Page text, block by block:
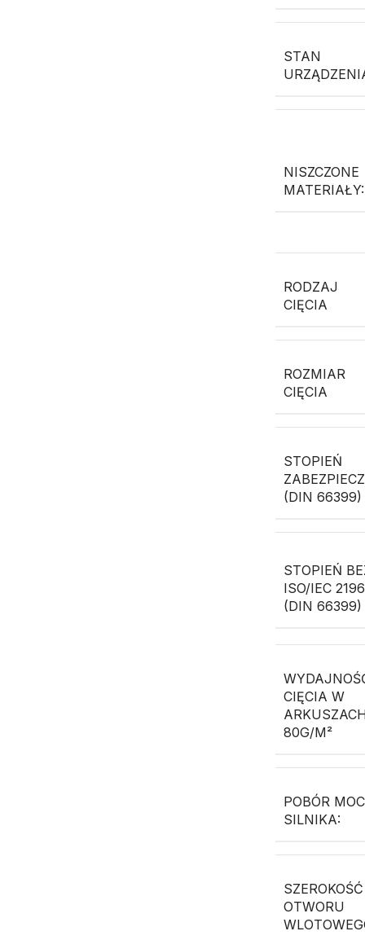
STAN
NISZCZONE
MATERIAŁY:
RODZAJ
CIĘCIA
ROZMIAR
CIĘCIA
STOPIEŃ
(DIN 66399)
STOPIEŃ
ISO/IEC
(DIN 66399)
CIĘCIA W
80G/M²
POBÓR
SILNIKA:
SZEROKOŚĆ
OTWORU